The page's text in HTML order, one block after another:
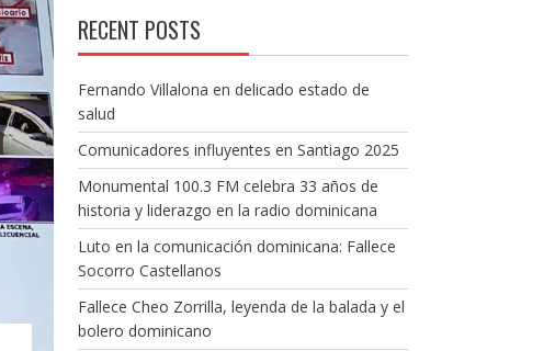
RECENT POSTS
Fernando Villalona en delicado estado de
salud
Comunicadores influyentes en Santiago 2025
Monumental 100.3 FM celebra 33 años de
historia y liderazgo en la radio dominicana
Luto en la comunicación dominicana: Fallece
Socorro Castellanos
Fallece Cheo Zorrilla, leyenda de la balada y el
bolero dominicano